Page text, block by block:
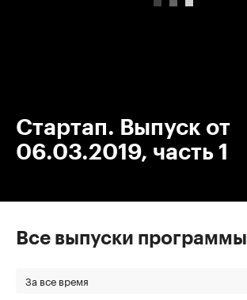
Стартап. Выпуск от
06.03.2019, часть 1
Все выпуски программы
За все время